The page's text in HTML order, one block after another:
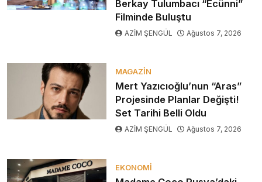
Berkay Tulumbacı “Ecünni”
Filminde Buluştu
AZİM ŞENGÜL Ağustos 7, 2026
MAGAZIN
Mert Yazıcıoğlu’nun “Aras”
Projesinde Planlar Değişti!
Set Tarihi Belli Oldu
AZİM ŞENGÜL Ağustos 7, 2026
EKONOMI